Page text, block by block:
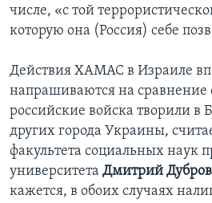
числе, «с той
которую она (Россия) себе
Действия ХАМАС в Израиле
напрашиваются на сравнение
российские войска творили в
других города Украины,
факультета социальных наук
университета Дмитрий
кажется, в обоих случаях